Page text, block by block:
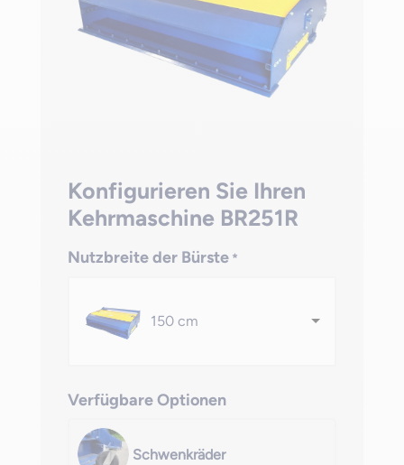
Konfigurieren Sie Ihren
Kehrmaschine BR251R
Nutzbreite der Bürste*
150 cm
Verfügbare Optionen
Schwenkräder